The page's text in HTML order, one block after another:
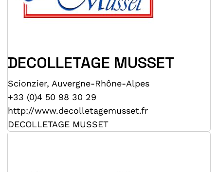
DECOLLETAGE MUSSET
Scionzier, Auvergne-Rhône-Alpes
+33 (0)4 50 98 30 29
http://www.decolletagemusset.fr
DECOLLETAGE MUSSET